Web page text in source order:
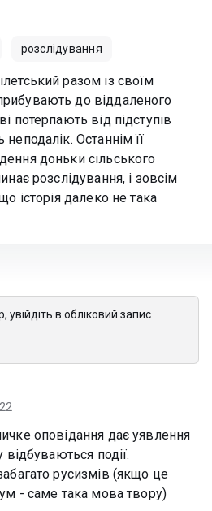
розслідування
разом із своїм
до віддаленого
потерпають від підступів
Останнім її
доньки сільського
розслідування, і зовсім
історія далеко не така
в обліковий запис
оповідання дає уявлення
відбуваються події.
русизмів (якщо це
- саме така мова твору)